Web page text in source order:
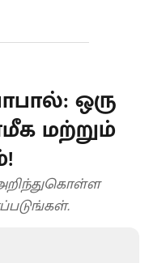
ஒரு
மற்றும்